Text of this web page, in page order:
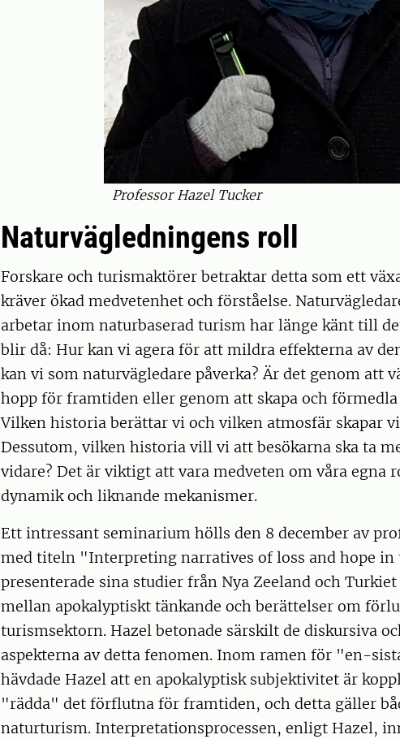
Professor Hazel Tucker
Naturvägledningens roll
Forskare och turismaktörer betraktar detta som ett
kräver ökad medvetenhet och förståelse.
arbetar inom naturbaserad turism har länge känt till
blir då: Hur kan vi agera för att mildra effekterna av
kan vi som naturvägledare påverka? Är det genom att
hopp för framtiden eller genom att skapa och
Vilken historia berättar vi och vilken atmosfär skapar
Dessutom, vilken historia vill vi att besökarna ska ta
vidare? Det är viktigt att vara medveten om våra egna
dynamik och liknande mekanismer.
Ett intressant seminarium hölls den 8 december av
med titeln "Interpreting narratives of loss and hope
presenterade sina studier från Nya Zeeland och
mellan apokalyptiskt tänkande och berättelser om
turismsektorn. Hazel betonade särskilt de diskursiva
aspekterna av detta fenomen. Inom ramen för "en-
hävdade Hazel att en apokalyptisk subjektivitet är
"rädda" det förflutna för framtiden, och detta gäller
naturturism. Interpretationsprocessen, enligt Hazel,